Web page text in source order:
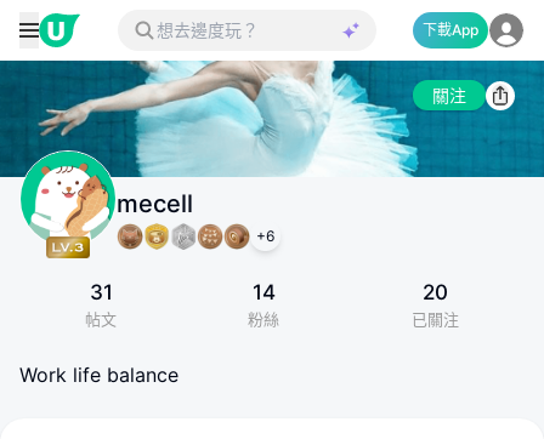
下載App
關注
mecell
+6
31
帖文
14
粉絲
20
已關注
Work life balance